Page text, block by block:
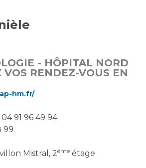
d'imagerie ou de radiologie
à réaliser
santé en ligne
et médico-techniques
- HÔPITAL NORD
RENDEZ-VOUS EN
hm.fr/
91 96 49 94
99
Mistral, 2ème étage